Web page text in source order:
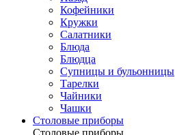
Кофейники
Кружки
Салатники
Блюда
Блюдца
Супницы и бульонницы
Тарелки
Чайники
Чашки
Cтоловые приборы
Cтоловые приборы